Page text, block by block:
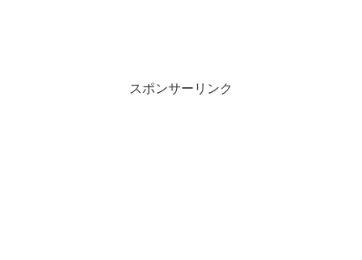
スポンサーリンク